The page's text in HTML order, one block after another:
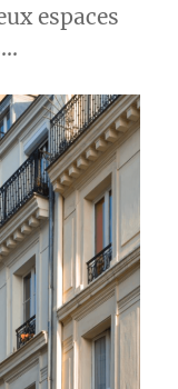
espaces